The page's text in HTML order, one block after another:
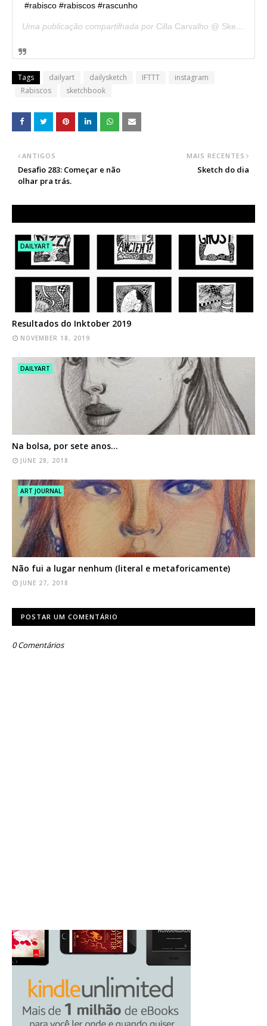
#rabisco #rabiscos #rascunho
Uma publicação compartilhada por Cilla Carvalho @ Sketchblock
Tags dailyart dailysketch IFTTT
instagram
Rabiscos
sketchbook
MAIS RECENTES
Sketch do dia
ANTIGOS
Desafio 283: Começar e não
olhar pra trás.
DAILYART
Resultados do Inktober 2019
NOVEMBER 18, 2019
DAILYART
Na bolsa, por sete anos…
JUNE 28, 2018
ART JOURNAL
Não fui a lugar nenhum (literal e metaforicamente)
JUNE 27, 2018
POSTAR UM COMENTÁRIO
0 Comentários